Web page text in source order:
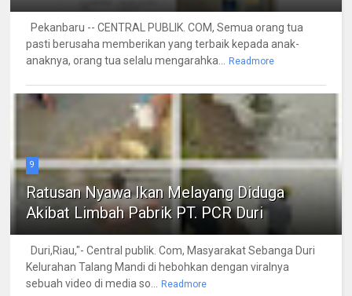
Pekanbaru -- CENTRAL PUBLIK. COM, Semua orang tua
pasti berusaha memberikan yang terbaik kepada anak-
anaknya, orang tua selalu mengarahka...
Readmore
9
Ratusan Nyawa Ikan Melayang Diduga
Akibat Limbah Pabrik PT. PCR Duri
Duri,Riau,"- Central publik. Com, Masyarakat Sebanga Duri
Kelurahan Talang Mandi di hebohkan dengan viralnya
sebuah video di media so...
Readmore